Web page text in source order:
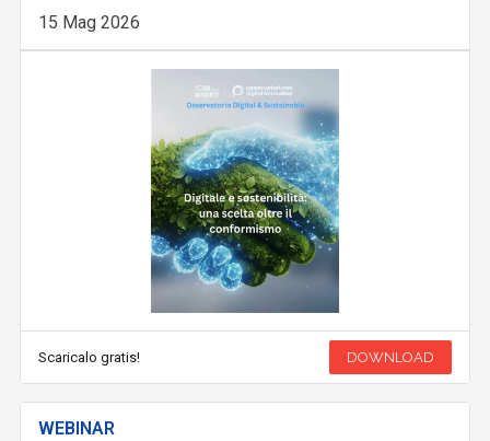
15 Mag 2026
Scaricalo gratis! DOWNLOAD
WEBINAR